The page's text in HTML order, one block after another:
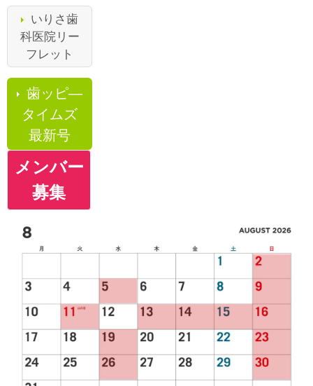
いりさ歯
科医院リー
フレット
歯ッピ―
タイムズ
最新号
メンバー
募集